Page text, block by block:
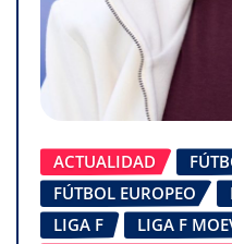
ACTUALIDAD
FÚTBOL EUROPEO
LIGA F
LIGA F